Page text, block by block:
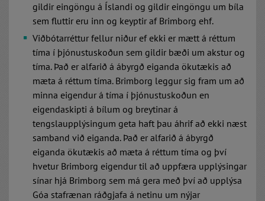
gildir eingöngu á Íslandi og gildir eingöngu um bíla
sem fluttir eru inn og keyptir af Brimborg ehf.
Viðbótarréttur fellur niður ef ekki er mætt á réttum
tíma í þjónustuskoðun sem gildir bæði um akstur og
tíma. Það er alfarið á ábyrgð eiganda ökutækis að
mæta á réttum tíma. Brimborg leggur sig fram um að
minna eigendur á tíma í þjónustuskoðun en
eigendaskipti á bílum og breytinar á
tengslaupplýsingum geta haft þau áhrif að ekki næst
samband við eiganda. Það er alfarið á ábyrgð
eiganda ökutækis að mæta á réttum tíma og því
hvetur Brimborg eigendur til að uppfæra upplýsingar
sínar hjá Brimborg sem má gera með því að upplýsa
Góa stafrænan ráðgjafa á netinu um nýjar